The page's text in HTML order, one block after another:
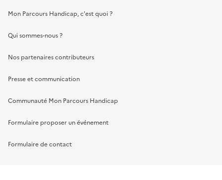
Mon Parcours Handicap, c'est quoi ?
Qui sommes-nous ?
Nos partenaires contributeurs
Presse et communication
Communauté Mon Parcours Handicap
Formulaire proposer un événement
Formulaire de contact